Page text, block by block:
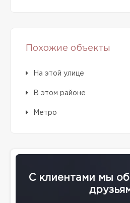
Похожие объекты
На этой улице
В этом районе
Метро
С клиентами мы